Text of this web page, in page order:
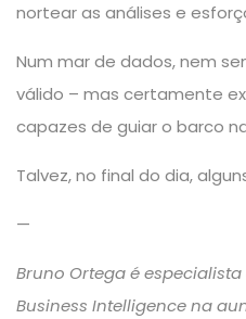
nortear as análises e
Num mar de dados, nem
válido – mas certamente
capazes de guiar o barco
Talvez, no final do dia,
—
Bruno Ortegaé
Business Intelligence na